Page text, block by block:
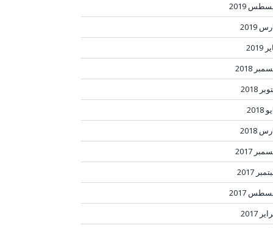
2019
2019
2018
2018
2018
2017
2017
2017
2017